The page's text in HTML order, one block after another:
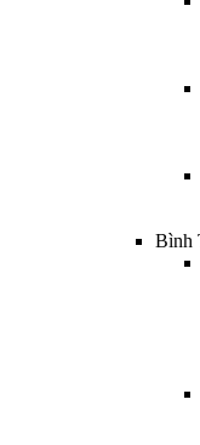
Bình